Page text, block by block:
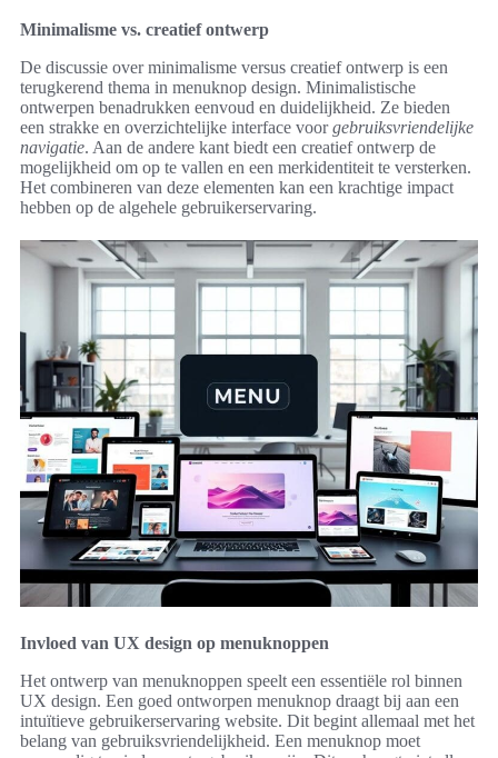
Minimalisme vs. creatief ontwerp
De discussie over minimalisme versus creatief ontwerp is een
terugkerend thema in menuknop design. Minimalistische
ontwerpen benadrukken eenvoud en duidelijkheid. Ze bieden
een strakke en overzichtelijke interface voorgebruiksvriendelijke
navigatie. Aan de andere kant biedt een creatief ontwerp de
mogelijkheid om op te vallen en een merkidentiteit te versterken.
Het combineren van deze elementen kan een krachtige impact
hebben op de algehele gebruikerservaring.
Invloed van UX design op menuknoppen
Het ontwerp van menuknoppen speelt een essentiële rol binnen
UX design. Een goed ontworpen menuknop draagt bij aan een
intuïtieve gebruikerservaring website. Dit begint allemaal met het
belang van gebruiksvriendelijkheid. Een menuknop moet